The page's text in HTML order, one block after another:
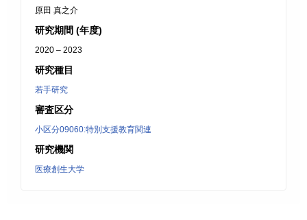
原田 真之介
研究期間 (年度)
2020 – 2023
研究種目
若手研究
審査区分
小区分09060:特別支援教育関連
研究機関
医療創生大学